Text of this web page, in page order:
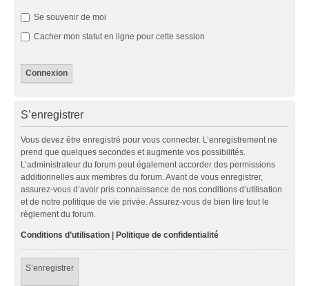
Se souvenir de moi
Cacher mon statut en ligne pour cette session
S’enregistrer
Vous devez être enregistré pour vous connecter. L’enregistrement ne
prend que quelques secondes et augmente vos possibilités.
L’administrateur du forum peut également accorder des permissions
additionnelles aux membres du forum. Avant de vous enregistrer,
assurez-vous d’avoir pris connaissance de nos conditions d’utilisation
et de notre politique de vie privée. Assurez-vous de bien lire tout le
règlement du forum.
Conditions d’utilisation | Politique de confidentialité
S’enregistrer